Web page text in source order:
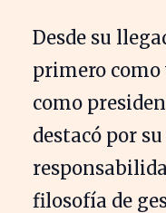
Desde su
primero
como
destacó por
filosofía de